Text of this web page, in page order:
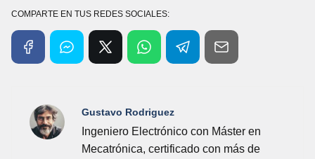
COMPARTE EN TUS REDES SOCIALES:
Gustavo Rodriguez
Ingeniero Electrónico con Máster en
Mecatrónica, certificado con más de